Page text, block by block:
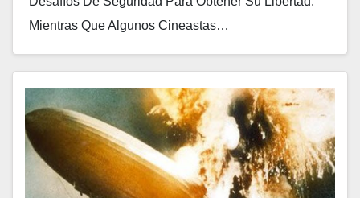
Mientras Que Algunos Cineastas…